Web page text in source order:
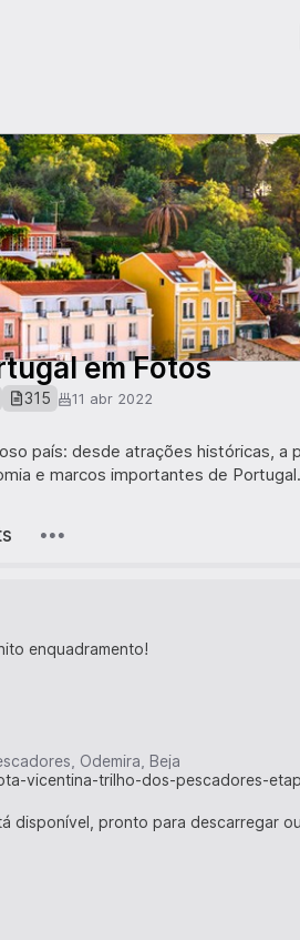
em Fotos
315 11 abr 2022
país: desde atrações históricas,
e marcos importantes de
enquadramento!
Odemira, Beja
vicentina-trilho-dos-pescadores-
disponível, pronto para descarregar